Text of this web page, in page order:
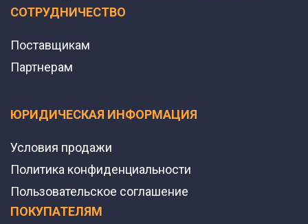
СОТРУДНИЧЕСТВО
Поставщикам
Партнерам
ЮРИДИЧЕСКАЯ ИНФОРМАЦИЯ
Условия продажи
Политика конфиденциальности
Пользовательское соглашение
ПОКУПАТЕЛЯМ